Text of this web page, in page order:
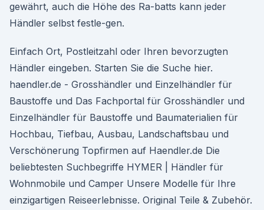
gewährt, auch die Höhe des Ra-batts kann jeder
Händler selbst festle-gen.
Einfach Ort, Postleitzahl oder Ihren bevorzugten
Händler eingeben. Starten Sie die Suche hier.
haendler.de - Grosshändler und Einzelhändler für
Baustoffe und Das Fachportal für Grosshändler und
Einzelhändler für Baustoffe und Baumaterialien für
Hochbau, Tiefbau, Ausbau, Landschaftsbau und
Verschönerung Topfirmen auf Haendler.de Die
beliebtesten Suchbegriffe HYMER | Händler für
Wohnmobile und Camper Unsere Modelle für Ihre
einzigartigen Reiseerlebnisse. Original Teile & Zubehör.